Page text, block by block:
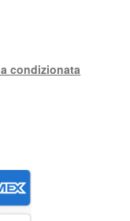
condizionata